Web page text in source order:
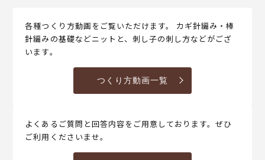
各種つくり方動画をご覧いただけます。 カギ針編み・棒
針編みの基礎などニットと、刺し子の刺し方などがござ
います。
つくり方動画一覧
よくあるご質問と回答内容をご用意しております。ぜひ
ご利用くださいませ。